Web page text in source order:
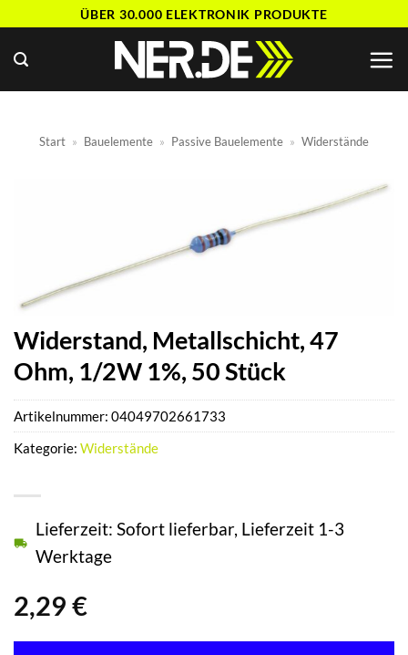
springen
ÜBER 30.000 ELEKTRONIK PRODUKTE
Start » Bauelemente » Passive Bauelemente » Widerstände
Widerstand, Metallschicht, 47
Ohm, 1/2W 1%, 50 Stück
2,29 €
Lieferzeit: Sofort lieferbar, Lieferzeit 1-3
Werktage
Artikelnummer: 04049702661733
Kategorie: Widerstände